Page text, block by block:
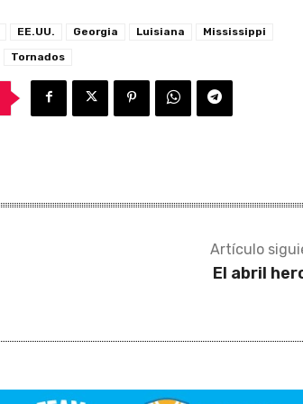
EE.UU. Georgia Luisiana
Mississippi
Tornados
Artículo
El abril